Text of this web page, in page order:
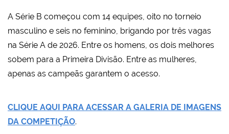
A Série B começou com 14 equipes, oito no torneio
masculino e seis no feminino, brigando por três vagas
na Série A de 2026. Entre os homens, os dois melhores
sobem para a Primeira Divisão. Entre as mulheres,
apenas as campeãs garantem o acesso.
CLIQUE AQUI PARA ACESSAR A GALERIA DE IMAGENS
DA COMPETIÇÃO.